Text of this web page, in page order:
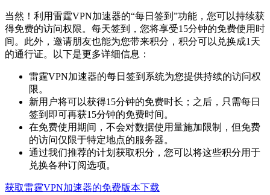
当然！利用雷霆VPN加速器的“每日签到”功能，您可以持续获
得免费的访问权限。每天签到，您将享受15分钟的免费使用时
间。此外，邀请朋友也能为您带来积分，积分可以兑换成1天
的通行证。以下是更多详细信息：
雷霆VPN加速器的每日签到系统为您提供持续的访问权
限。
新用户将可以获得15分钟的免费时长；之后，只需每日
签到即可再获15分钟的免费时间。
在免费使用期间，不会对数据使用量施加限制，但免费
的访问仅限于特定地点的服务器。
通过我们推荐的计划获取积分，您可以将这些积分用于
兑换各种订阅选项。
获取雷霆VPN加速器的免费版本下载